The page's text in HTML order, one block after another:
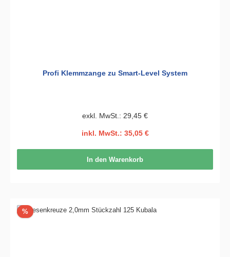
Profi Klemmzange zu Smart-Level System
exkl. MwSt.: 29,45 €
inkl. MwSt.: 35,05 €
In den Warenkorb
%Rabatt